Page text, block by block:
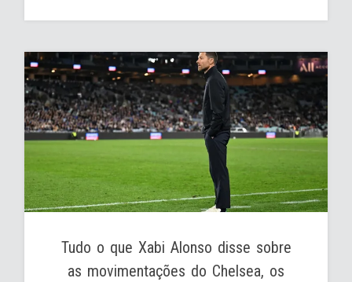
Tudo o que Xabi Alonso disse sobre
as movimentações do Chelsea, os